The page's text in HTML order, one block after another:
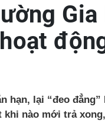
hạn, lại “đeo
nào mới trả